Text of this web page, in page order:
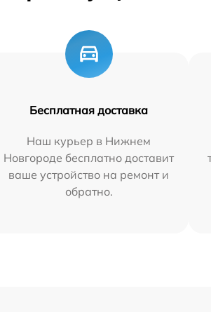
Бесплатная доставка
Наш курьер в Нижнем
Новгороде бесплатно доставит
ваше устройство на ремонт и
обратно.